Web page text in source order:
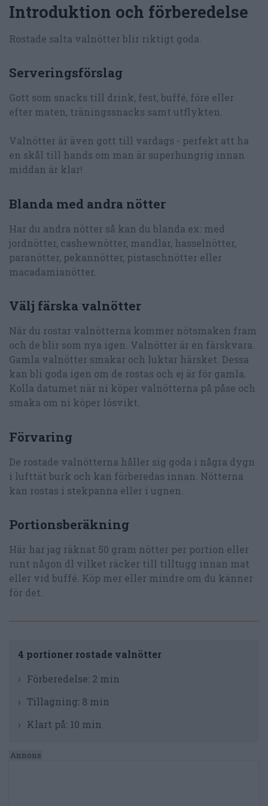
Introduktion och förberedelse
Rostade salta valnötter blir riktigt goda.
Serveringsförslag
Gott som snacks till drink, fest, buffé, före eller
efter maten, träningssnacks samt utflykten.
Valnötter är även gott till vardags - perfekt att ha
en skål till hands om man är superhungrig innan
middan är klar!
Blanda med andra nötter
Har du andra nötter så kan du blanda ex: med
jordnötter, cashewnötter, mandlar, hasselnötter,
paranötter, pekannötter, pistaschnötter eller
macadamianötter.
Välj färska valnötter
När du rostar valnötterna kommer nötsmaken fram
och de blir som nya igen. Valnötter är en färskvara.
Gamla valnötter smakar och luktar härsket. Dessa
kan bli goda igen om de rostas och ej är för gamla.
Kolla datumet när ni köper valnötterna på påse och
smaka om ni köper lösvikt.
Förvaring
De rostade valnötterna håller sig goda i några dygn
i lufttät burk och kan förberedas innan. Nötterna
kan rostas i stekpanna eller i ugnen.
Portionsberäkning
Här har jag räknat 50 gram nötter per portion eller
runt någon dl vilket räcker till tilltugg innan mat
eller vid buffé. Köp mer eller mindre om du känner
för det.
4 portioner rostade valnötter
Förberedelse: 2 min
Tillagning: 8 min
Klart på: 10 min